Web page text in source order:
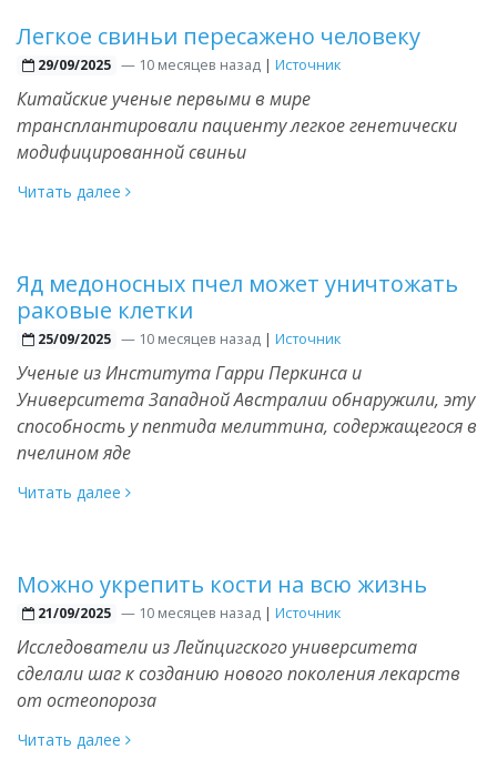
Легкое свиньи пересажено человеку
29/09/2025 —10 месяцев назад | Источник
Китайские ученые первыми в мире
трансплантировали пациенту легкое генетически
модифицированной свиньи
Читать далее
Яд медоносных пчел может уничтожать
раковые клетки
25/09/2025 —10 месяцев назад | Источник
Ученые из Института Гарри Перкинса и
Университета Западной Австралии обнаружили, эту
способность у пептида мелиттина, содержащегося в
пчелином яде
Читать далее
Можно укрепить кости на всю жизнь
21/09/2025 —10 месяцев назад | Источник
Исследователи из Лейпцигского университета
сделали шаг к созданию нового поколения лекарств
от остеопороза
Читать далее